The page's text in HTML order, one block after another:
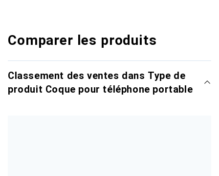
Comparer les produits
Classement des ventes dans Type de
produit Coque pour téléphone portable